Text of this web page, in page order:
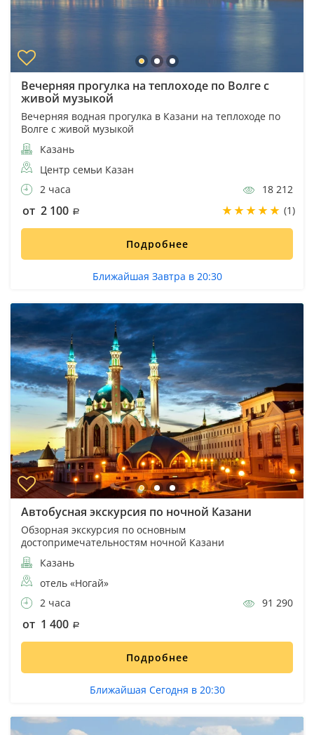
Вечерняя прогулка на теплоходе по Волге с
живой музыкой
Вечерняя водная прогулка в Казани на теплоходе по
Волге с живой музыкой
Казань
Центр семьи Казан
2 часа
18 212
от 2 100 (1)
Подробнее
Ближайшая Завтра в 20:30
Автобусная экскурсия по ночной Казани
Обзорная экскурсия по основным
достопримечательностям ночной Казани
Казань
отель «Ногай»
2 часа
91 290
от 1 400
Подробнее
Ближайшая Сегодня в 20:30